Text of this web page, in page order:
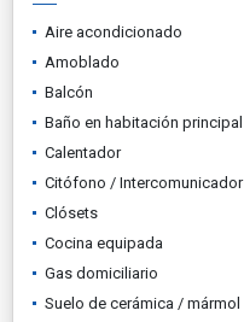
Aire acondicionado
Amoblado
Balcón
Baño en habitación principal
Calentador
Citófono / Intercomunicador
Clósets
Cocina equipada
Gas domiciliario
Suelo de cerámica / mármol